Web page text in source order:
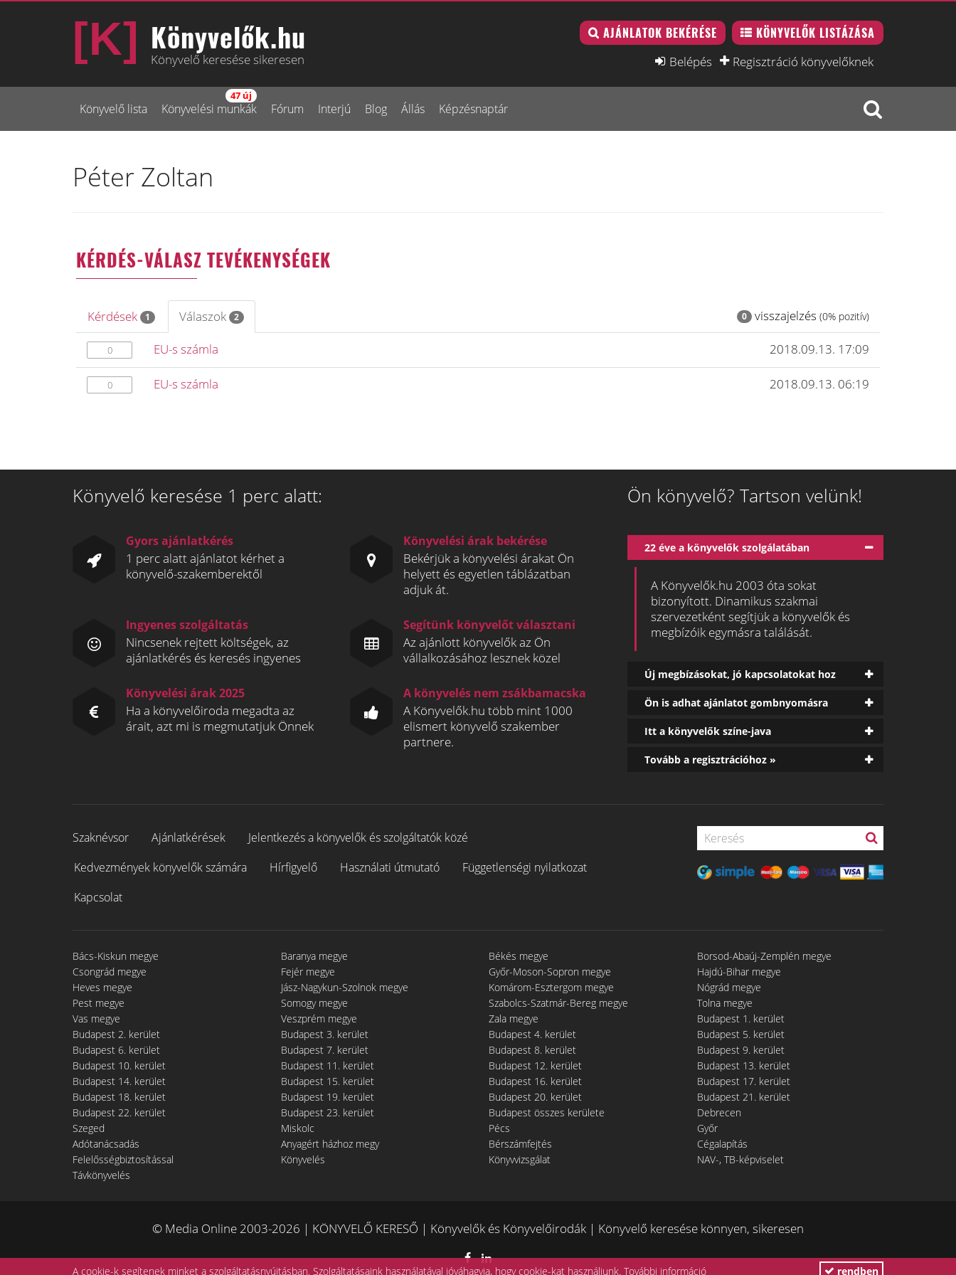
Könyvelők.hu
Könyvelő keresése sikeresen
AJÁNLATOK BEKÉRÉSE KÖNYVELŐK LISTÁZÁSA
Belépés Regisztráció könyvelőknek
Könyvelő lista Könyvelési munkák
47 új
Fórum Interjú Blog Állás Képzésnaptár
Péter Zoltan
KÉRDÉS-VÁLASZ TEVÉKENYSÉGEK
Kérdések 1 Válaszok 2 0 visszajelzés (0% pozitív)
0 EU-s számla 2018.09.13. 17:09
0 EU-s számla 2018.09.13. 06:19
Könyvelő keresése 1 perc alatt:
Gyors ajánlatkérés
1 perc alatt ajánlatot kérhet a
könyvelő-szakemberektől
Könyvelési árak bekérése
Bekérjük a könyvelési árakat Ön
helyett és egyetlen táblázatban
adjuk át.
Ingyenes szolgáltatás
Nincsenek rejtett költségek, az
ajánlatkérés és keresés ingyenes
Segítünk könyvelőt választani
Az ajánlott könyvelők az Ön
vállalkozásához lesznek közel
Könyvelési árak 2025
Ha a könyvelőiroda megadta az
árait, azt mi is megmutatjuk Önnek
A könyvelés nem zsákbamacska
A Könyvelők.hu több mint 1000
elismert könyvelő szakember
partnere.
Ön könyvelő? Tartson velünk!
22 éve a könyvelők szolgálatában
A Könyvelők.hu 2003 óta sokat
bizonyított. Dinamikus szakmai
szervezetként segítjük a könyvelők és
megbízóik egymásra találását.
Új megbízásokat, jó kapcsolatokat hoz
Ön is adhat ajánlatot gombnyomásra
Itt a könyvelők színe-java
Tovább a regisztrációhoz »
Szaknévsor Ajánlatkérések
Jelentkezés a könyvelők és szolgáltatók közé
Kedvezmények könyvelők számára
Hírfigyelő Használati útmutató
Függetlenségi nyilatkozat
Kapcsolat
Bács-Kiskun megye Baranya megye Békés megye
Borsod-Abaúj-Zemplén megye
Csongrád megye
Fejér megye Győr-Moson-Sopron megye
Hajdú-Bihar megye
Heves megye
Jász-Nagykun-Szolnok megye Komárom-Esztergom megye
Nógrád megye
Pest megye
Somogy megye Szabolcs-Szatmár-Bereg megye
Tolna megye
Vas megye
Veszprém megye Zala megye
Budapest 1. kerület
Budapest 2. kerület
Budapest 3. kerület Budapest 4. kerület
Budapest 5. kerület
Budapest 6. kerület
Budapest 7. kerület Budapest 8. kerület
Budapest 9. kerület
Budapest 10. kerület
Budapest 11. kerület Budapest 12. kerület
Budapest 13. kerület
Budapest 14. kerület
Budapest 15. kerület Budapest 16. kerület
Budapest 17. kerület
Budapest 18. kerület
Budapest 19. kerület Budapest 20. kerület
Budapest 21. kerület
Budapest 22. kerület
Budapest 23. kerület Budapest összes kerülete
Debrecen
Szeged
Miskolc Pécs
Győr
Adótanácsadás
Anyagért házhoz megy Bérszámfejtés
Cégalapítás
Felelősségbiztosítással
Könyvelés Könyvvizsgálat
NAV-, TB-képviselet
Távkönyvelés
© Media Online 2003-2026 | KÖNYVELŐ KERESŐ | Könyvelők és Könyvelőirodák | Könyvelő keresése könnyen, sikeresen
A cookie-k segítenek minket a szolgáltatásnyújtásban. Szolgáltatásaink használatával jóváhagyja, hogy cookie-kat használjunk. További információ rendben